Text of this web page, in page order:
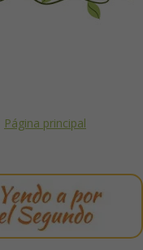
Página principal